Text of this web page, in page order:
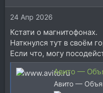
24 Апр 2026
Кстати о магнитофонах.
Наткнулся тут в своём
Если что, могу
Авито —
Авито —